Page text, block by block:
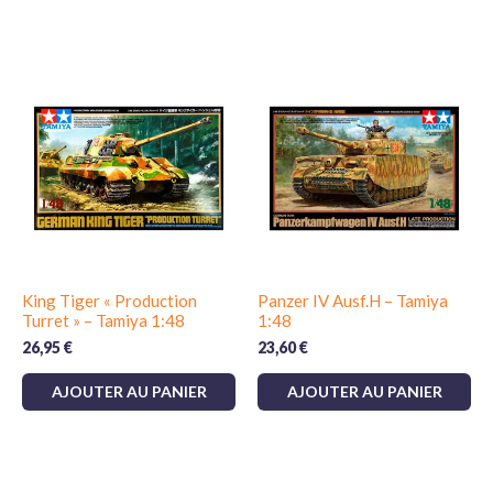
King Tiger « Production
Turret » – Tamiya 1:48
26,95€
AJOUTER AU PANIER
Panzer IV Ausf.H – Tamiya
1:48
23,60€
AJOUTER AU PANIER